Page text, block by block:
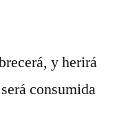
y herirá
consumida